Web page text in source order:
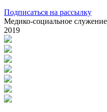
Подписаться на рассылку
Медико-социальное
2019